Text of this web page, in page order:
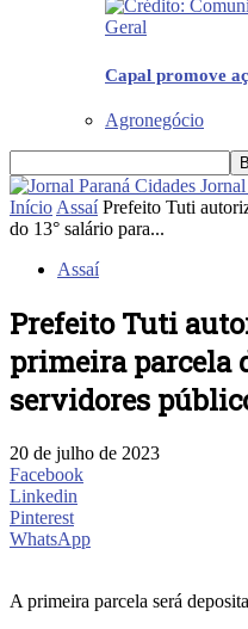
Geral
Capal promove
Agronegócio
Início Assaí Prefeito Tuti
do 13° salário para...
Assaí
Prefeito Tuti
primeira parcela
servidores
20 de julho de 2023
Facebook
Linkedin
Pinterest
WhatsApp
A primeira parcela será